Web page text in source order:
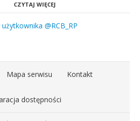
CZYTAJ WIĘCEJ
@RCB_RP
Mapa serwisu Kontakt
dostępności